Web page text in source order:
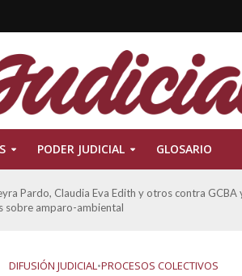
PODER JUDICIAL GLOSARIO
Pardo, Claudia Eva Edith y otros contra GCBA
sobre amparo-ambiental
DIFUSIÓN JUDICIAL•PROCESOS COLECTIVOS